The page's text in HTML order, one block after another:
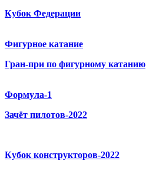
Кубок Федерации
Фигурное катание
Гран-при по фигурному катанию
Формула-1
Зачёт пилотов-2022
Кубок конструкторов-2022